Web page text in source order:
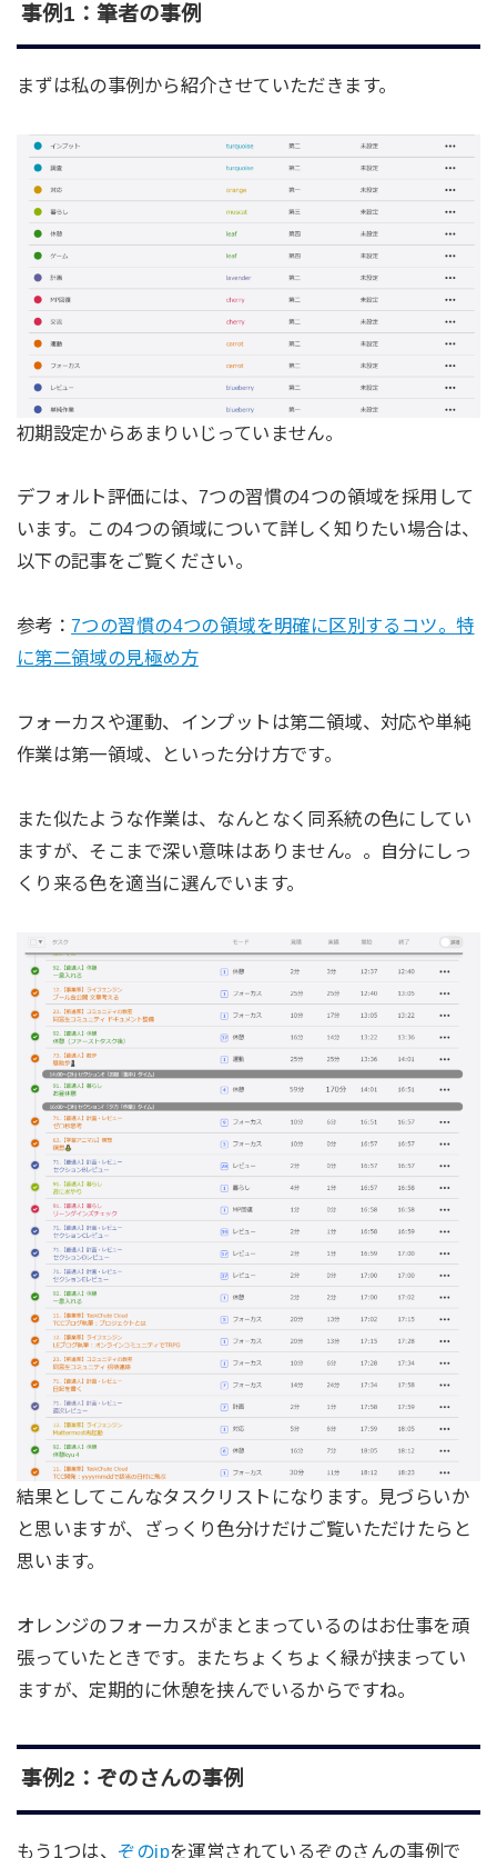
事例1：筆者の事例
まずは私の事例から紹介させていただきます。
初期設定からあまりいじっていません。
デフォルト評価には、7つの習慣の4つの領域を採用して
います。この4つの領域について詳しく知りたい場合は、
以下の記事をご覧ください。
参考：7つの習慣の4つの領域を明確に区別するコツ。特
に第二領域の見極め方
フォーカスや運動、インプットは第二領域、対応や単純
作業は第一領域、といった分け方です。
また似たような作業は、なんとなく同系統の色にしてい
ますが、そこまで深い意味はありません。。自分にしっ
くり来る色を適当に選んでいます。
結果としてこんなタスクリストになります。見づらいか
と思いますが、ざっくり色分けだけご覧いただけたらと
思います。
オレンジのフォーカスがまとまっているのはお仕事を頑
張っていたときです。またちょくちょく緑が挟まってい
ますが、定期的に休憩を挟んでいるからですね。
事例2：ぞのさんの事例
もう1つは、 ぞのjpを運営されているぞのさんの事例で